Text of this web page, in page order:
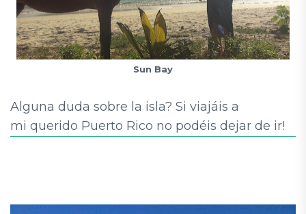
Sun Bay
Alguna duda sobre la isla? Si viajáis a
mi querido Puerto Rico no podéis dejar de ir!